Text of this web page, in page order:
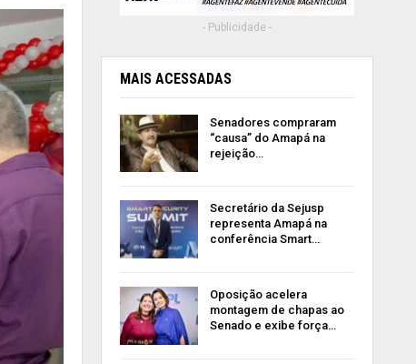
- Publicidade -
MAIS ACESSADAS
Senadores compraram
“causa” do Amapá na
rejeição…
Secretário da Sejusp
representa Amapá na
conferência Smart…
Oposição acelera
montagem de chapas ao
Senado e exibe força…